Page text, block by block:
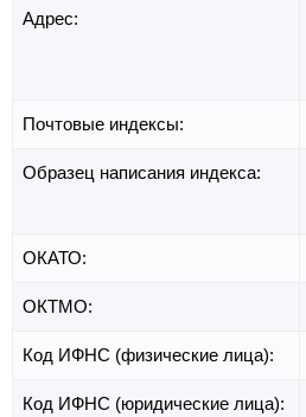
Адрес:
Почтовые индексы:
Образец написания индекса:
ОКАТО:
ОКТМО:
Код ИФНС (физические лица):
Код ИФНС (юридические лица):